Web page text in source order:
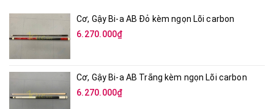
Cơ, Gậy Bi-a AB Đỏ kèm ngọn Lõi carbon
6.270.000₫
Cơ, Gậy Bi-a AB Trắng kèm ngọn Lõi carbon
6.270.000₫